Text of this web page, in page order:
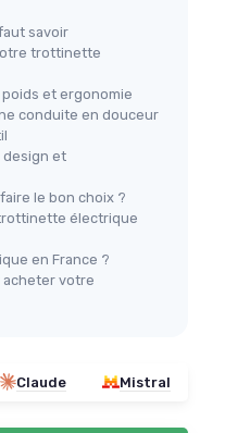
savoir
trottinette
et ergonomie
conduite en douceur
design et
le bon choix ?
électrique
en France ?
acheter votre
Claude Mistral